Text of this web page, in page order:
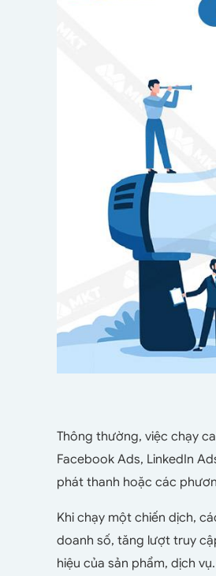
Thông thường, việc chạy
Facebook Ads, LinkedIn
phát thanh hoặc các
Khi chạy một chiến dịch,
doanh số, tăng lượt truy
hiệu của sản phẩm, dịch